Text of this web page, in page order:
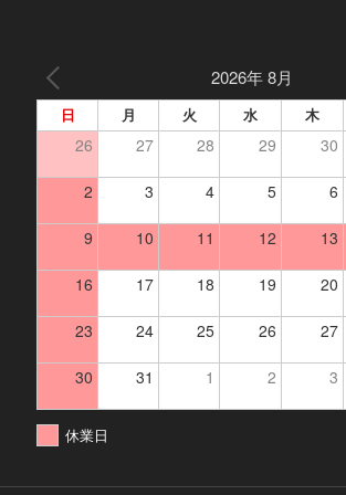
2026年 8月
日 月 火 水 木
26 27 28 29 30
2 3 4 5 6
9 10 11 12 13
16 17 18 19 20
23 24 25 26 27
30 31 1 2 3
休業日